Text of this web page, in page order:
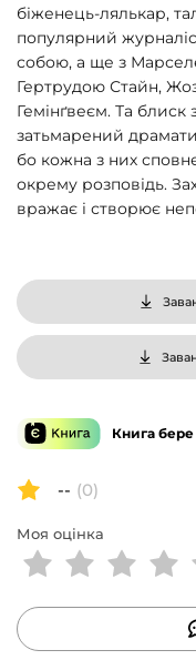
біженець-лялькар,
популярний
собою, а ще з
Гертрудою Стайн,
Гемінґвеєм. Та
затьмарений
бо кожна з них
окрему розповідь.
вражає і створює
Книга бере
-- (0)
Моя оцінка